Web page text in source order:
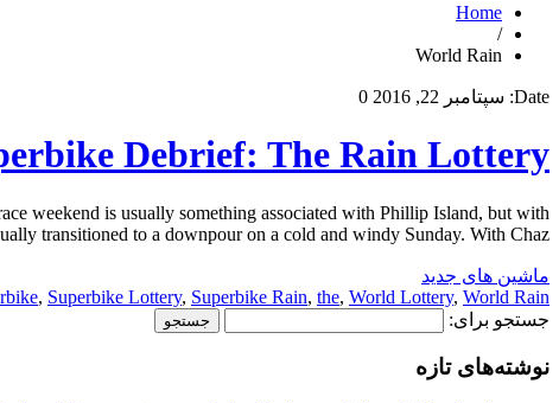
Home
/
World Rain
Date: سپتامبر 22, 2016 0
Debrief: The Rain Lottery
weekend is usually something associated with Phillip Island, but with
transitioned to a downpour on a cold and windy Sunday. With Chaz […]
ماشین های جدید
, Superbike Lottery, Superbike Rain, the, World Lottery, World Rain
جستجو برای:
نوشته‌های تازه